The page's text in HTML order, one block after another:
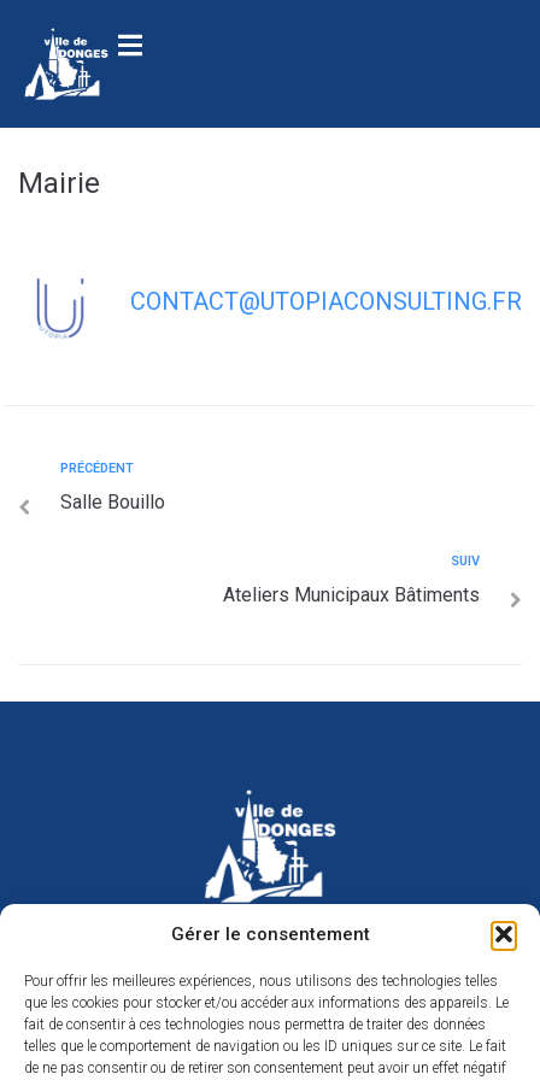
Gérer le consentement
Pour offrir les meilleures expériences, nous utilisons des technologies telles
que les cookies pour stocker et/ou accéder aux informations des appareils. Le
fait de consentir à ces technologies nous permettra de traiter des données
telles que le comportement de navigation ou les ID uniques sur ce site. Le fait
de ne pas consentir ou de retirer son consentement peut avoir un effet négatif
Mairie
CONTACT@UTOPIACONSULTING.FR
PRÉCÉDENT
Salle Bouillo
SUIV
Ateliers Municipaux Bâtiments
Hôtel de ville de Donges
Place Armand Morvan
44480 Donges
02 40 45 79 79
Nous contacter
Horaires d’ouverture
Du lundi au jeudi de 9h à 12h et de 14h à 17h